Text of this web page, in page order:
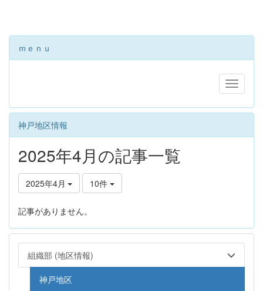
ｍｅｎｕ
神戸地区情報
2025年4月の記事一覧
2025年4月 10件
記事がありません。
組織部 (地区情報)
神戸地区